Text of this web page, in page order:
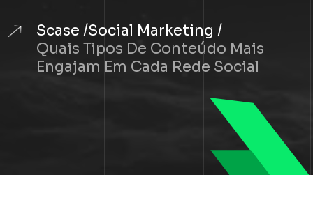
Scase Social Marketing
Quais Tipos De Conteúdo Mais
Engajam Em Cada Rede Social